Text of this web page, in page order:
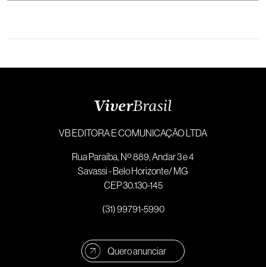
VB EDITORA E COMUNICAÇÃO LTDA
Rua Paraíba, Nº 889, Andar 3 e 4
Savassi - Belo Horizonte/ MG
CEP 30.130-145
(31) 99791-5990
Quero anunciar